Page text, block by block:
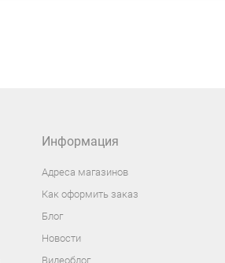
Информация
Адреса магазинов
Как оформить заказ
Блог
Новости
Видеоблог